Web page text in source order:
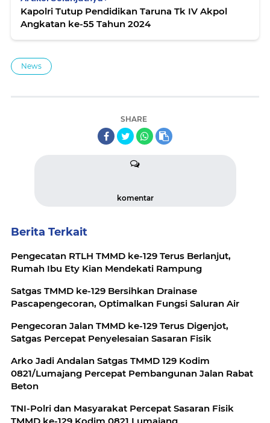
Kapolri Tutup Pendidikan Taruna Tk IV Akpol
Angkatan ke-55 Tahun 2024
News
SHARE
komentar
Berita Terkait
Pengecatan RTLH TMMD ke-129 Terus Berlanjut,
Rumah Ibu Ety Kian Mendekati Rampung
Satgas TMMD ke-129 Bersihkan Drainase
Pascapengecoran, Optimalkan Fungsi Saluran Air
Pengecoran Jalan TMMD ke-129 Terus Digenjot,
Satgas Percepat Penyelesaian Sasaran Fisik
Arko Jadi Andalan Satgas TMMD 129 Kodim
0821/Lumajang Percepat Pembangunan Jalan Rabat
Beton
TNI-Polri dan Masyarakat Percepat Sasaran Fisik